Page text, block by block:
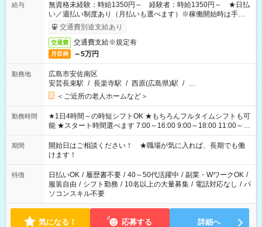
給与
無資格未経験：時給1350円～ 経験者：時給1350円～ ★日払
い／週払い制度あり（月払いも選べます）※稼働開始時は手続き
完了次第のお支払いとなります。
交通費別途支給あり
交通費 交通費支給※規定有
月収例 ～5万円
勤務地
広島市安佐南区
安芸長束駅 / 長楽寺駅 / 西原(広島県)駅 / …
＜ご近所の老人ホームなど＞
勤務時間
★1日4時間～の時短シフトOK ★もちろんフルタイムシフトも可
能 ★スタート時間選べます 7:00～16:00 9:00～18:00 11:00～
20:00 など 残業なし！ ※Wワークの場合、他のお仕事と合わせ
週40時間超の就業はご案内できません ※法令に基づき、週20時
間以上勤務は社会保険への加入対象となります ※労働者派遣法
（日雇い派遣の原則禁止）により、短時間・短期間の就業はご
案内が難しい場合があります
期間
開始日はご相談ください！ ★職場が気に入れば、長期でも働
けます！
特徴 日払いOK / 履歴書不要 / 40～50代活躍中 / 副業・WワークOK /
服装自由 / シフト勤務 / 10名以上の大量募集 / 電話対応なし / パ
ソコンスキル不要
気になる！ 応募する 詳細へ